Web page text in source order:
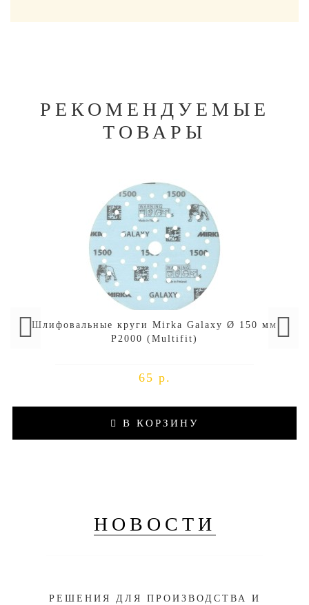
РЕКОМЕНДУЕМЫЕ
ТОВАРЫ
Шлифовальные круги Mirka Galaxy Ø 150 мм
P2000 (Multifit)
65 р.
В КОРЗИНУ
НОВОСТИ
РЕШЕНИЯ ДЛЯ ПРОИЗВОДСТВА И